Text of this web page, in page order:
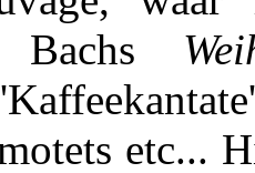
Bachs
etc...